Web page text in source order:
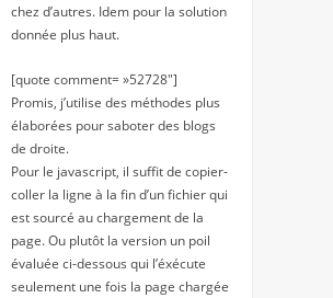
chez d’autres. Idem pour la solution
donnée plus haut.
[quote comment= »52728″]
Promis, j’utilise des méthodes plus
élaborées pour saboter des blogs
de droite.
Pour le javascript, il suffit de copier-
coller la ligne à la fin d’un fichier qui
est sourcé au chargement de la
page. Ou plutôt la version un poil
évaluée ci-dessous qui l’éxécute
seulement une fois la page chargée